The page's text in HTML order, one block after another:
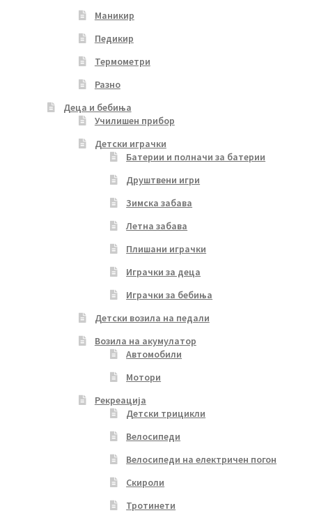
Маникир
Педикир
Термометри
Разно
Деца и бебиња
Училишен прибор
Детски играчки
Батерии и полначи за батерии
Друштвени игри
Зимска забава
Летна забава
Плишани играчки
Играчки за деца
Играчки за бебиња
Детски возила на педали
Возила на акумулатор
Автомобили
Мотори
Рекреација
Детски трицикли
Велосипеди
Велосипеди на електричен погон
Скироли
Тротинети